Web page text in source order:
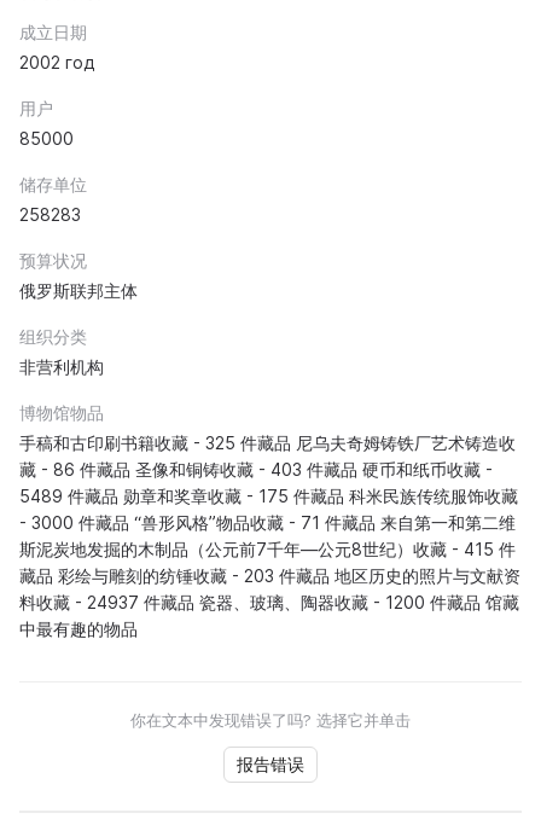
成立日期
2002 год
用户
85000
储存单位
258283
预算状况
俄罗斯联邦主体
组织分类
非营利机构
博物馆物品
手稿和古印刷书籍收藏 - 325 件藏品 尼乌夫奇姆铸铁厂艺术铸造收
藏 - 86 件藏品 圣像和铜铸收藏 - 403 件藏品 硬币和纸币收藏 -
5489 件藏品 勋章和奖章收藏 - 175 件藏品 科米民族传统服饰收藏
- 3000 件藏品 “兽形风格”物品收藏 - 71 件藏品 来自第一和第二维
斯泥炭地发掘的木制品（公元前7千年—公元8世纪）收藏 - 415 件
藏品 彩绘与雕刻的纺锤收藏 - 203 件藏品 地区历史的照片与文献资
料收藏 - 24937 件藏品 瓷器、玻璃、陶器收藏 - 1200 件藏品 馆藏
中最有趣的物品
你在文本中发现错误了吗? 选择它并单击
报告错误